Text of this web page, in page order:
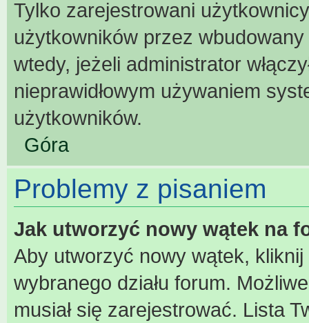
Tylko zarejestrowani
użytkowników przez
wtedy, jeżeli administrator
nieprawidłowym używaniem
użytkowników.
Góra
Problemy z pisaniem
Jak utworzyć nowy wątek na
Aby utworzyć nowy wątek,
wybranego działu forum.
musiał się zarejestrować. Lista